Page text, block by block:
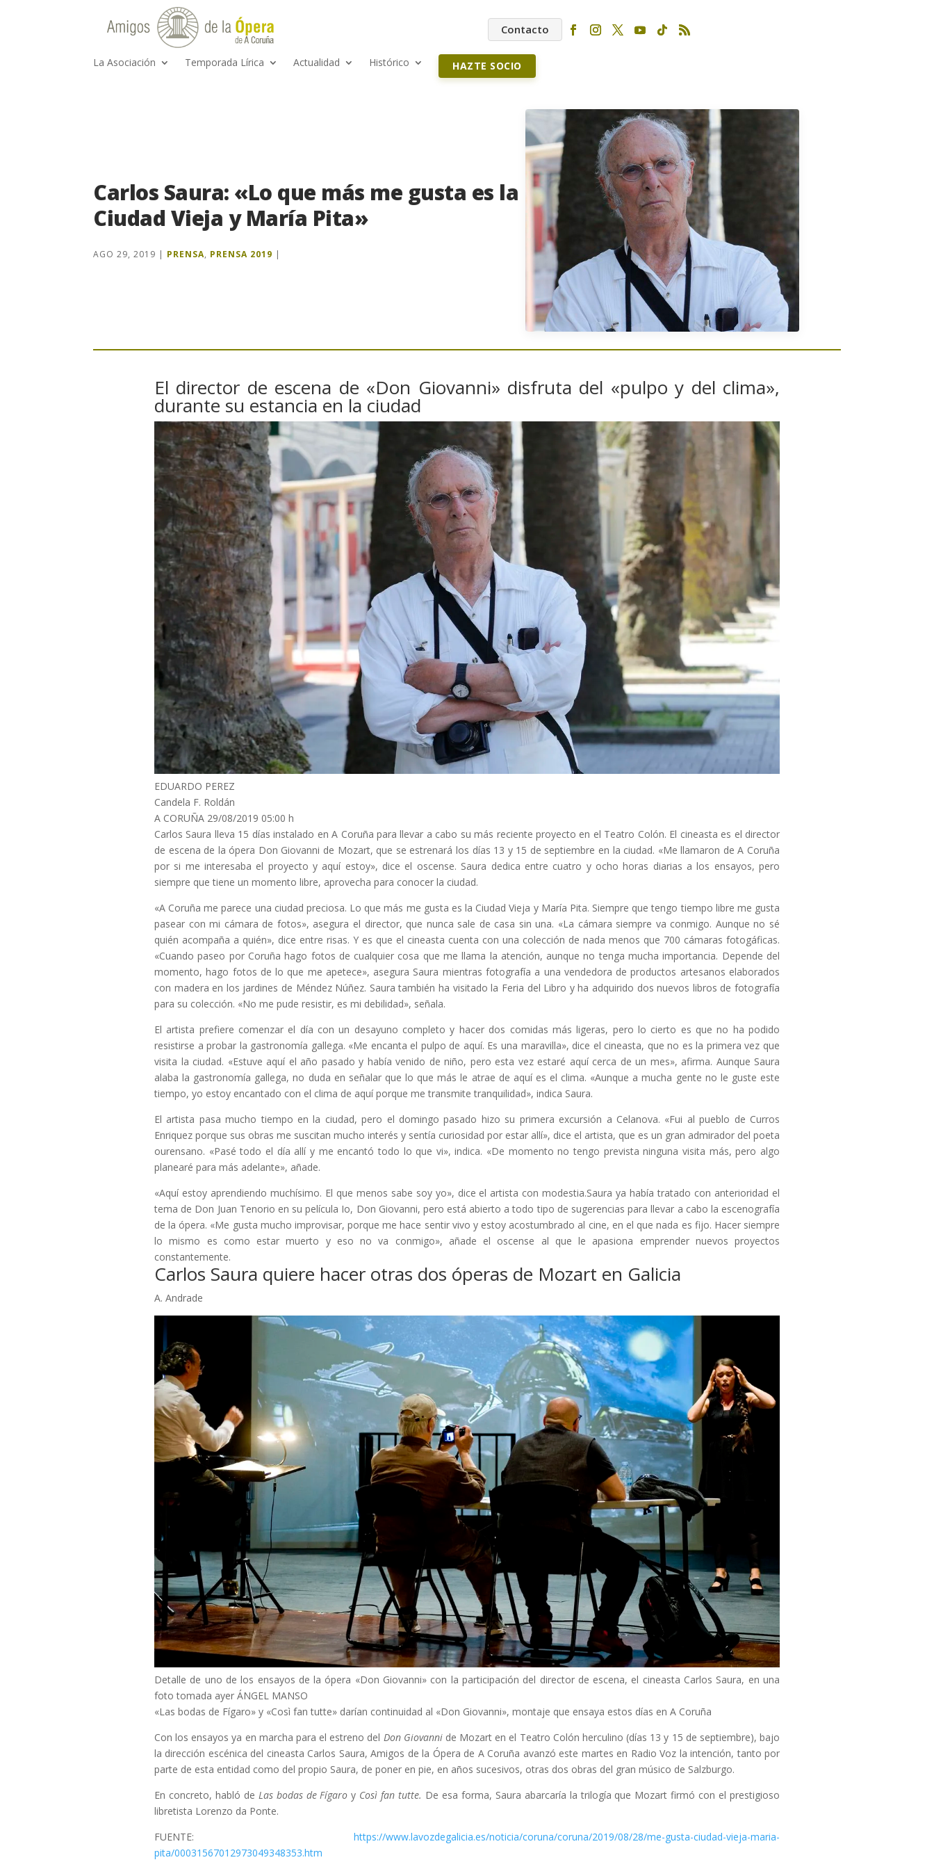
Contacto
La Asociación Temporada Lírica Actualidad Histórico HAZTE SOCIO
Carlos Saura: «Lo que más me gusta es la
Ciudad Vieja y María Pita»
AGO 29, 2019 | PRENSA, PRENSA 2019 |
El director de escena de «Don Giovanni» disfruta del «pulpo y del clima»,
durante su estancia en la ciudad
EDUARDO PEREZ
Candela F. Roldán
A CORUÑA 29/08/2019 05:00 h
Carlos Saura lleva 15 días instalado en A Coruña para llevar a cabo su más reciente proyecto en el Teatro Colón. El cineasta es el director
de escena de la ópera Don Giovanni de Mozart, que se estrenará los días 13 y 15 de septiembre en la ciudad. «Me llamaron de A Coruña
por si me interesaba el proyecto y aquí estoy», dice el oscense. Saura dedica entre cuatro y ocho horas diarias a los ensayos, pero
siempre que tiene un momento libre, aprovecha para conocer la ciudad.
«A Coruña me parece una ciudad preciosa. Lo que más me gusta es la Ciudad Vieja y María Pita. Siempre que tengo tiempo libre me gusta
pasear con mi cámara de fotos», asegura el director, que nunca sale de casa sin una. «La cámara siempre va conmigo. Aunque no sé
quién acompaña a quién», dice entre risas. Y es que el cineasta cuenta con una colección de nada menos que 700 cámaras fotogáficas.
«Cuando paseo por Coruña hago fotos de cualquier cosa que me llama la atención, aunque no tenga mucha importancia. Depende del
momento, hago fotos de lo que me apetece», asegura Saura mientras fotografía a una vendedora de productos artesanos elaborados
con madera en los jardines de Méndez Núñez. Saura también ha visitado la Feria del Libro y ha adquirido dos nuevos libros de fotografía
para su colección. «No me pude resistir, es mi debilidad», señala.
El artista prefiere comenzar el día con un desayuno completo y hacer dos comidas más ligeras, pero lo cierto es que no ha podido
resistirse a probar la gastronomía gallega. «Me encanta el pulpo de aquí. Es una maravilla», dice el cineasta, que no es la primera vez que
visita la ciudad. «Estuve aquí el año pasado y había venido de niño, pero esta vez estaré aquí cerca de un mes», afirma. Aunque Saura
alaba la gastronomía gallega, no duda en señalar que lo que más le atrae de aquí es el clima. «Aunque a mucha gente no le guste este
tiempo, yo estoy encantado con el clima de aquí porque me transmite tranquilidad», indica Saura.
El artista pasa mucho tiempo en la ciudad, pero el domingo pasado hizo su primera excursión a Celanova. «Fui al pueblo de Curros
Enriquez porque sus obras me suscitan mucho interés y sentía curiosidad por estar allí», dice el artista, que es un gran admirador del poeta
ourensano. «Pasé todo el día allí y me encantó todo lo que vi», indica. «De momento no tengo prevista ninguna visita más, pero algo
planearé para más adelante», añade.
«Aquí estoy aprendiendo muchísimo. El que menos sabe soy yo», dice el artista con modestia.Saura ya había tratado con anterioridad el
tema de Don Juan Tenorio en su película Io, Don Giovanni, pero está abierto a todo tipo de sugerencias para llevar a cabo la escenografía
de la ópera. «Me gusta mucho improvisar, porque me hace sentir vivo y estoy acostumbrado al cine, en el que nada es fijo. Hacer siempre
lo mismo es como estar muerto y eso no va conmigo», añade el oscense al que le apasiona emprender nuevos proyectos
constantemente.
Carlos Saura quiere hacer otras dos óperas de Mozart en Galicia
A. Andrade
Detalle de uno de los ensayos de la ópera «Don Giovanni» con la participación del director de escena, el cineasta Carlos Saura, en una
foto tomada ayer ÁNGEL MANSO
«Las bodas de Fígaro» y «Così fan tutte» darían continuidad al «Don Giovanni», montaje que ensaya estos días en A Coruña
Con los ensayos ya en marcha para el estreno del Don Giovannide Mozart en el Teatro Colón herculino (días 13 y 15 de septiembre), bajo
la dirección escénica del cineasta Carlos Saura, Amigos de la Ópera de A Coruña avanzó este martes en Radio Voz la intención, tanto por
parte de esta entidad como del propio Saura, de poner en pie, en años sucesivos, otras dos obras del gran músico de Salzburgo.
En concreto, habló de Las bodas de Fígaro y Così fan tutte. De esa forma, Saura abarcaría la trilogía que Mozart firmó con el prestigioso
libretista Lorenzo da Ponte.
FUENTE: https://www.lavozdegalicia.es/noticia/coruna/coruna/2019/08/28/me-gusta-ciudad-vieja-maria-
pita/00031567012973049348353.htm